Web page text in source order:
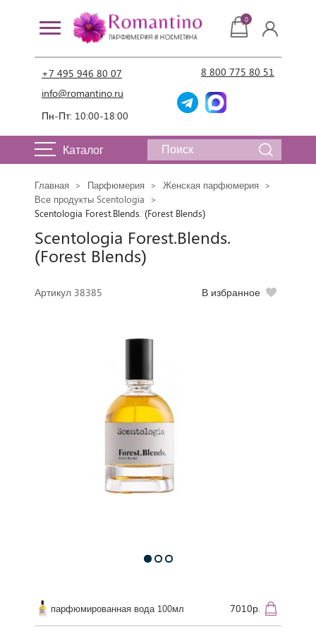
+7 495 946 80 07
info@romantino.ru
Пн-Пт: 10:00-18:00
8 800 775 80 51
0
Каталог
Главная Парфюмерия
Женская парфюмерия
Все продукты Scentologia
Scentologia Forest.Blends. (Forest Blends)
Scentologia Forest.Blends.
(Forest Blends)
Артикул 38385 В избранное
парфюмированная вода 100мл 7010р.